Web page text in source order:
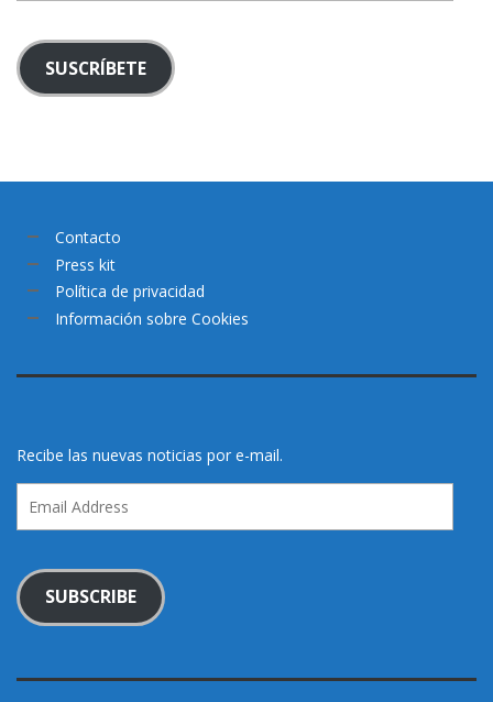
SUSCRÍBETE
Contacto
Press kit
Política de privacidad
Información sobre Cookies
Recibe las nuevas noticias por e-mail.
Address
SUBSCRIBE